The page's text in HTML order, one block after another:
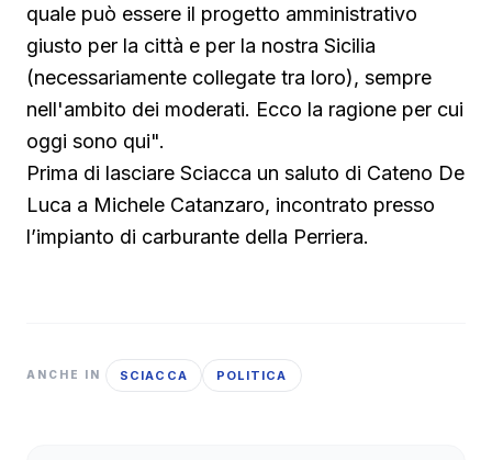
quale può essere il progetto amministrativo
giusto per la città e per la nostra Sicilia
(necessariamente collegate tra loro), sempre
nell'ambito dei moderati. Ecco la ragione per cui
oggi sono qui".
Prima di lasciare Sciacca un saluto di Cateno De
Luca a Michele Catanzaro, incontrato presso
l’impianto di carburante della Perriera.
ANCHE IN SCIACCA POLITICA